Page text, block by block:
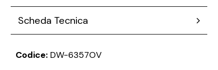
Scheda Tecnica
Codice: DW-6357OV